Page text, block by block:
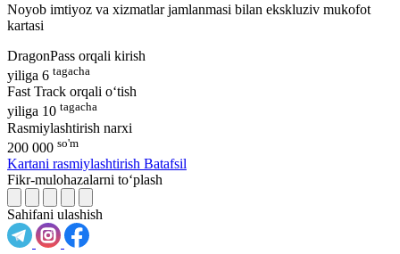
Noyob imtiyoz va xizmatlar jamlanmasi bilan ekskluziv mukofot
kartasi
DragonPass orqali kirish
yiliga 6 tagacha
Fast Track orqali o‘tish
yiliga 10 tagacha
Rasmiylashtirish narxi
200 000 so'm
Kartani rasmiylashtirish Batafsil
Fikr-mulohazalarni to‘plash
Sahifani ulashish